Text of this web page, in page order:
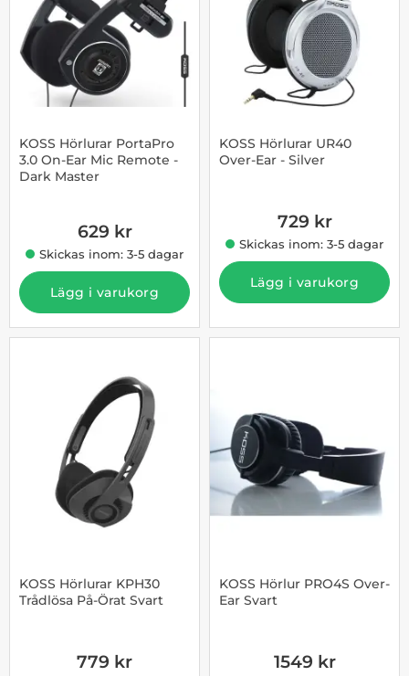
KOSS Hörlurar PortaPro
3.0 On-Ear Mic Remote -
Dark Master
629 kr
Skickas inom: 3-5 dagar
Lägg i varukorg
KOSS Hörlurar UR40
Over-Ear - Silver
729 kr
Skickas inom: 3-5 dagar
Lägg i varukorg
KOSS Hörlurar KPH30
Trådlösa På-Örat Svart
779 kr
KOSS Hörlur PRO4S Over-
Ear Svart
1549 kr